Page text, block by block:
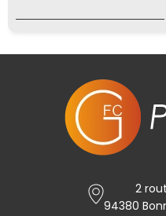
2
94380